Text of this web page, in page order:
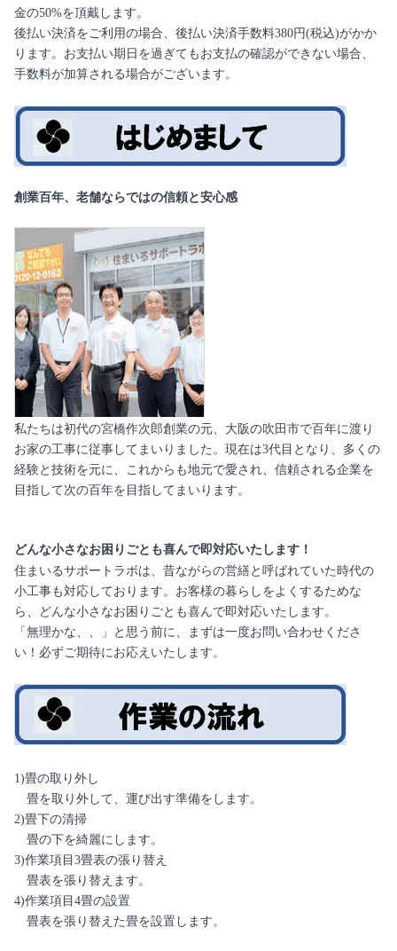
金の50%を頂戴します。
後払い決済をご利用の場合、後払い決済手数料380円(税込)がかか
ります。お支払い期日を過ぎてもお支払の確認ができない場合、
手数料が加算される場合がございます。
創業百年、老舗ならではの信頼と安心感
私たちは初代の宮橋作次郎創業の元、大阪の吹田市で百年に渡り
お家の工事に従事してまいりました。現在は3代目となり、多くの
経験と技術を元に、これからも地元で愛され、信頼される企業を
目指して次の百年を目指してまいります。
どんな小さなお困りごとも喜んで即対応いたします！
住まいるサポートラボは、昔ながらの営繕と呼ばれていた時代の
小工事も対応しております。お客様の暮らしをよくするためな
ら、どんな小さなお困りごとも喜んで即対応いたします。
「無理かな、、」と思う前に、まずは一度お問い合わせくださ
い！必ずご期待にお応えいたします。
1)畳の取り外し
畳を取り外して、運び出す準備をします。
2)畳下の清掃
畳の下を綺麗にします。
3)作業項目3畳表の張り替え
畳表を張り替えます。
4)作業項目4畳の設置
畳表を張り替えた畳を設置します。